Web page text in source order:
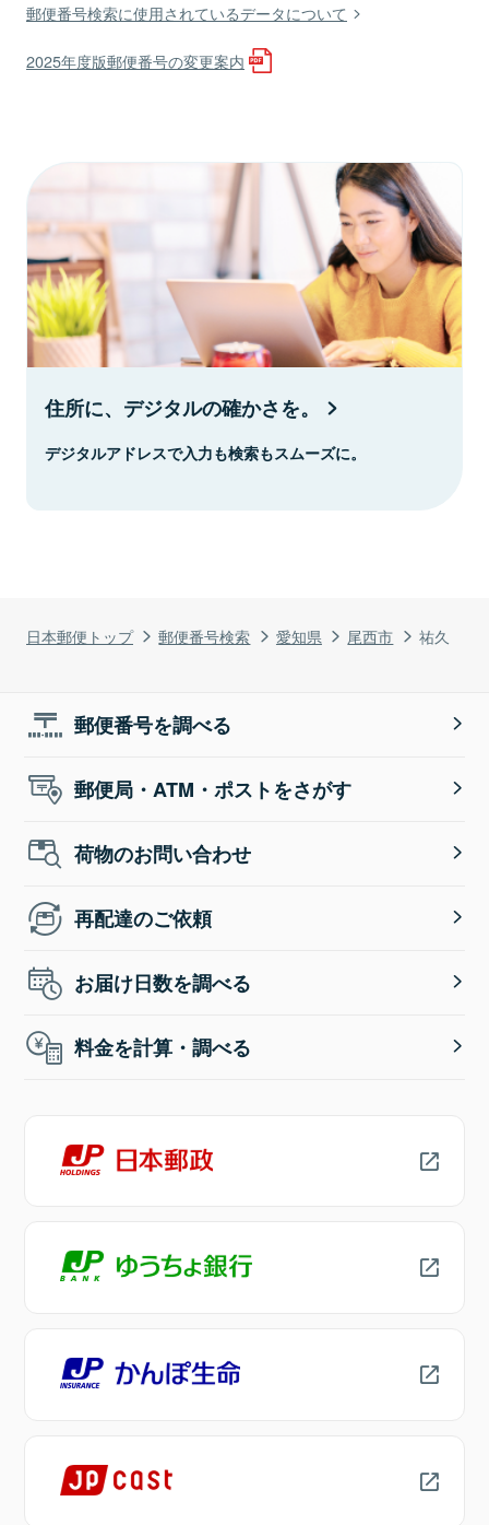
日本郵便トップ 郵便番号検索 愛知県 尾西市 祐久
郵便番号検索に使用されているデータについて
2025年度版郵便番号の変更案内
住所に、デジタルの確かさを。
デジタルアドレスで入力も検索もスムーズに。
郵便番号を調べる
郵便局・ATM・ポストをさがす
荷物のお問い合わせ
再配達のご依頼
お届け日数を調べる
料金を計算・調べる